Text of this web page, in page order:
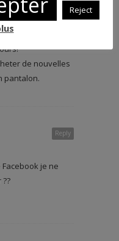
Reply
de nouvelles
pantalon.
Reply
je ne
Reject